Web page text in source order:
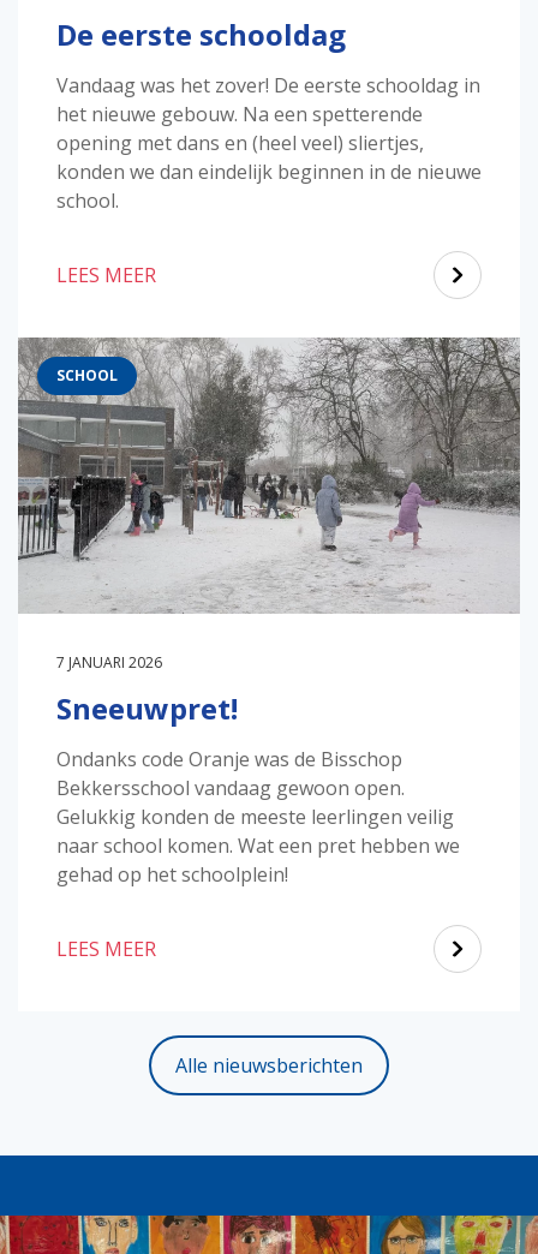
De eerste schooldag
Vandaag was het zover! De eerste schooldag in
het nieuwe gebouw. Na een spetterende
opening met dans en (heel veel) sliertjes,
konden we dan eindelijk beginnen in de nieuwe
school.
LEES MEER
SCHOOL
7 JANUARI 2026
Sneeuwpret!
Ondanks code Oranje was de Bisschop
Bekkersschool vandaag gewoon open.
Gelukkig konden de meeste leerlingen veilig
naar school komen. Wat een pret hebben we
gehad op het schoolplein!
LEES MEER
Alle nieuwsberichten